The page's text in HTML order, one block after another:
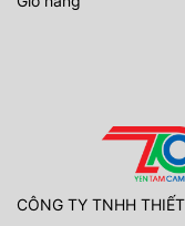
CÔNG TY TNHH